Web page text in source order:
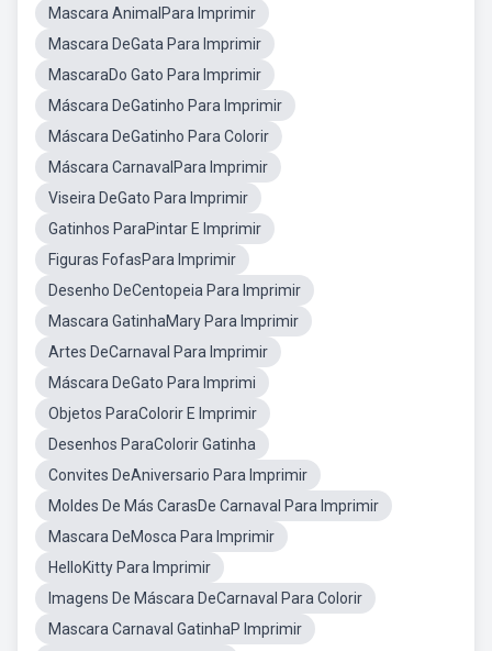
Mascara AnimalPara Imprimir
Mascara DeGata Para Imprimir
MascaraDo Gato Para Imprimir
Máscara DeGatinho Para Imprimir
Máscara DeGatinho Para Colorir
Máscara CarnavalPara Imprimir
Viseira DeGato Para Imprimir
Gatinhos ParaPintar E Imprimir
Figuras FofasPara Imprimir
Desenho DeCentopeia Para Imprimir
Mascara GatinhaMary Para Imprimir
Artes DeCarnaval Para Imprimir
Máscara DeGato Para Imprimi
Objetos ParaColorir E Imprimir
Desenhos ParaColorir Gatinha
Convites DeAniversario Para Imprimir
Moldes De Más CarasDe Carnaval Para Imprimir
Mascara DeMosca Para Imprimir
HelloKitty Para Imprimir
Imagens De Máscara DeCarnaval Para Colorir
Mascara Carnaval GatinhaP Imprimir